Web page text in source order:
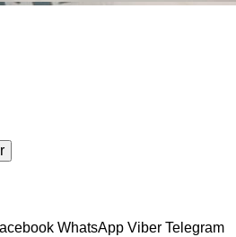
WhatsApp Viber Telegram